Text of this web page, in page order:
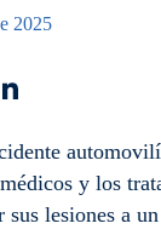
2025
y los
lesiones a